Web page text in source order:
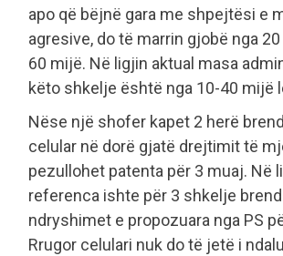
apo që bëjnë gara me shpejtësi e
agresive, do të marrin gjobë nga
60 mijë. Në ligjin aktual masa
këto shkelje është nga 10-40 mijë
Nëse një shofer kapet 2 herë
celular në dorë gjatë drejtimit të
pezullohet patenta për 3 muaj. Në
referenca ishte për 3 shkelje
ndryshimet e propozuara nga PS
Rrugor celulari nuk do të jetë i